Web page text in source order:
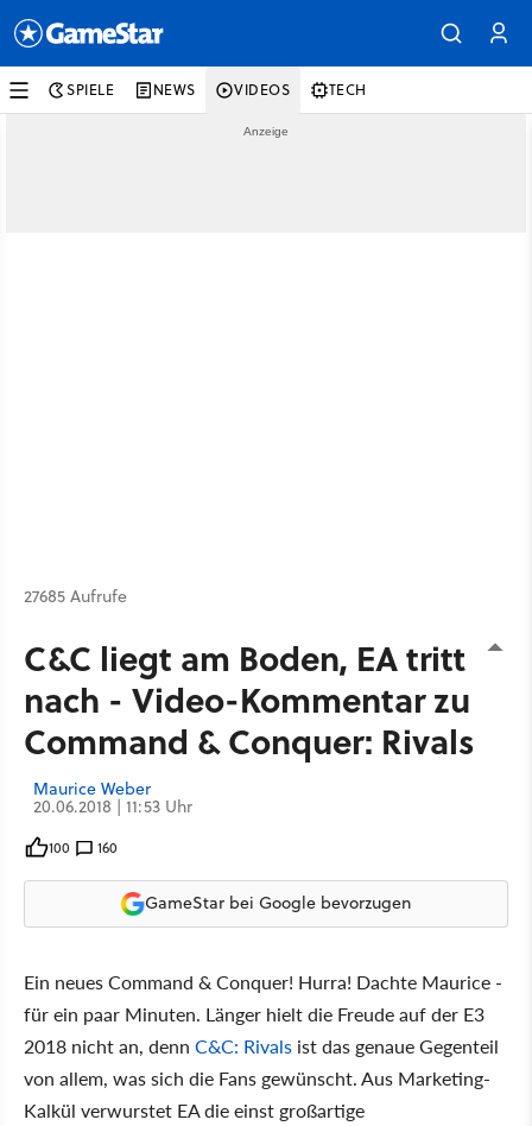
SPIELE NEWS VIDEOS TECH
27685 Aufrufe
C&C liegt am Boden, EA tritt
nach - Video-Kommentar zu
Command & Conquer: Rivals
Maurice Weber
20.06.2018 | 11:53 Uhr
100 160
GameStar bei Google bevorzugen
Ein neues Command & Conquer! Hurra! Dachte Maurice -
für ein paar Minuten. Länger hielt die Freude auf der E3
2018 nicht an, denn C&C: Rivals ist das genaue Gegenteil
von allem, was sich die Fans gewünscht. Aus Marketing-
Kalkül verwurstet EA die einst großartige